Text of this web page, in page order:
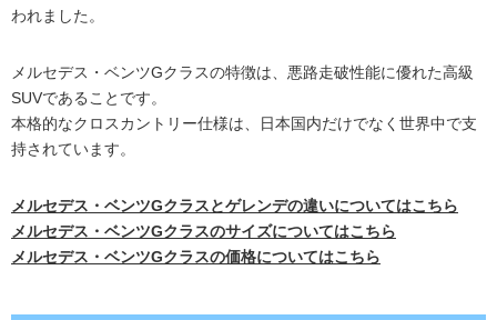
われました。
メルセデス・ベンツGクラスの特徴は、悪路走破性能に優れた高級
SUVであることです。
本格的なクロスカントリー仕様は、日本国内だけでなく世界中で支
持されています。
メルセデス・ベンツGクラスとゲレンデの違いについてはこちら
メルセデス・ベンツGクラスのサイズについてはこちら
メルセデス・ベンツGクラスの価格についてはこちら